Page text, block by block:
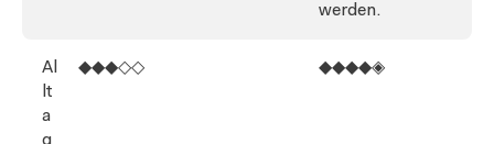
werden.
Al
lt
a
g
◆◆◆◇◇ ◆◆◆◆◈